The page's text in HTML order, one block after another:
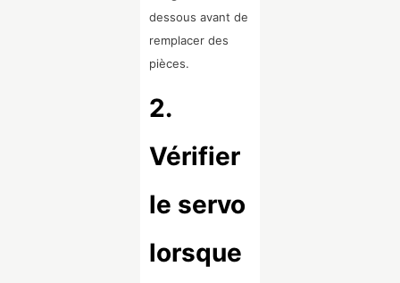
dessous avant de
remplacer des
pièces.
2.
Vérifier
le servo
lorsque